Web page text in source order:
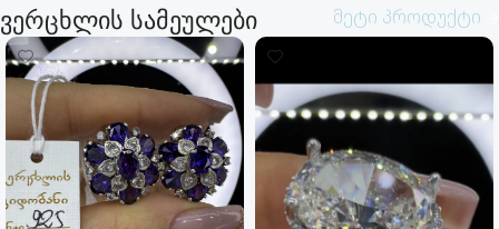
ვერცხლის სამეულები მეტი პროდუქტი